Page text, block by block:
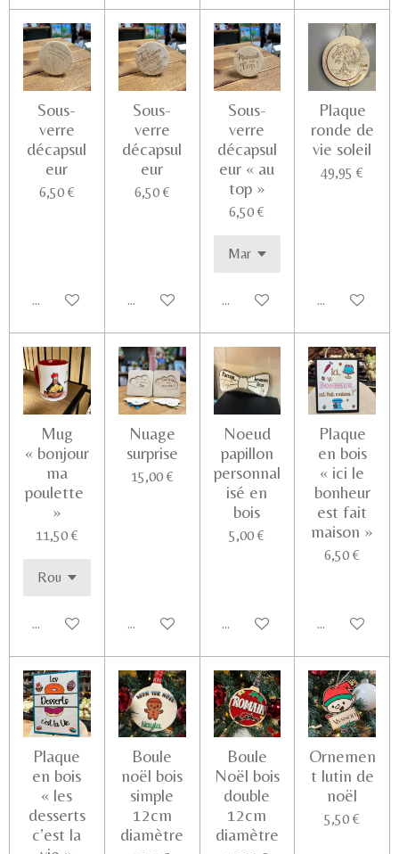
Sous-
verre
décapsul
eur
6,50 €
Ajouter au panier
Sous-
verre
décapsul
eur
6,50 €
Ajouter au panier
Sous-
verre
décapsul
eur « au
top »
6,50 €
Ajouter au panier
Plaque
ronde de
vie soleil
49,95 €
Voir les
Mug
« bonjour
ma
poulette
»
11,50 €
Ajouter au panier
Nuage
surprise
15,00 €
Voir les détails
Noeud
papillon
personnal
isé en
bois
5,00 €
Ajouter au panier
Plaque
en bois
« ici le
bonheur
est fait
maison »
6,50 €
Ajouter au
Plaque
en bois
« les
desserts
c’est la
Boule
noël bois
simple
12cm
diamètre
Boule
Noël bois
double
12cm
diamètre
Ornemen
t lutin de
noël
5,50 €